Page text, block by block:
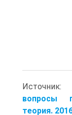
Источник:
вопросы
теория.